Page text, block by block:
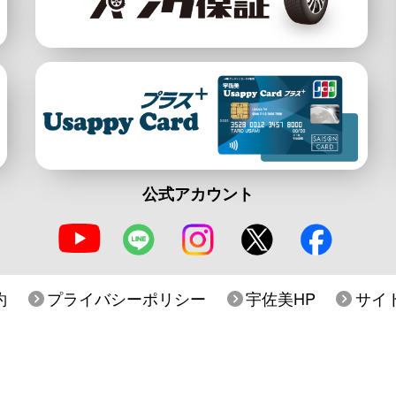
公式アカウント
プライバシーポリシー 宇佐美HP サイ